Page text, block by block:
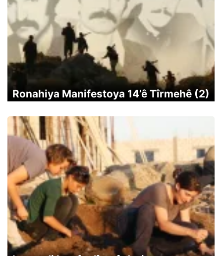
Ronahiya Manifestoya 14’ê Tîrmehê (2)